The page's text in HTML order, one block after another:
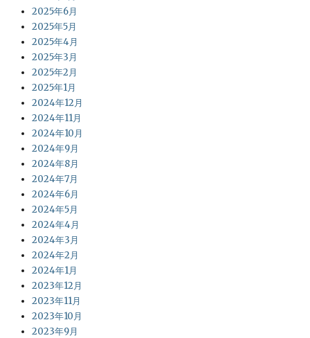
2025年6月
2025年5月
2025年4月
2025年3月
2025年2月
2025年1月
2024年12月
2024年11月
2024年10月
2024年9月
2024年8月
2024年7月
2024年6月
2024年5月
2024年4月
2024年3月
2024年2月
2024年1月
2023年12月
2023年11月
2023年10月
2023年9月